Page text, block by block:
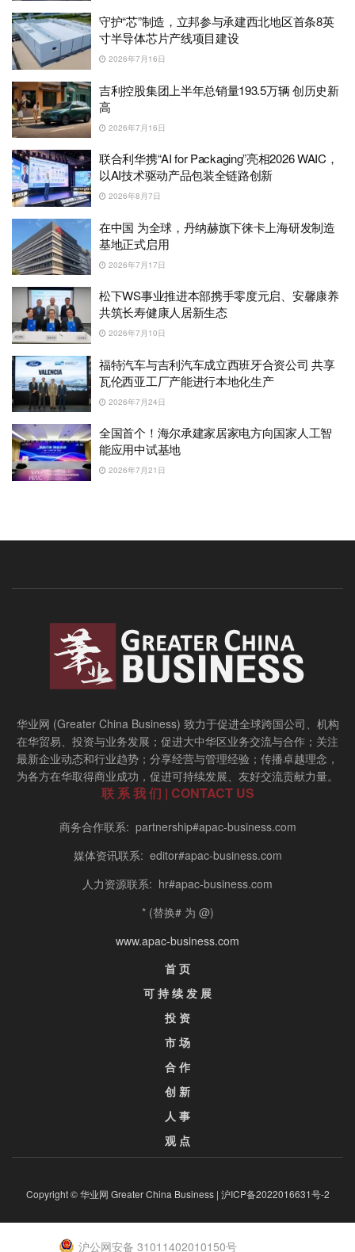
守护“芯”制造，立邦参与承建西北地区首条8英
寸半导体芯片产线项目建设
2026年7月16日
吉利控股集团上半年总销量193.5万辆 创历史新
高
2026年7月16日
联合利华携“AI for Packaging”亮相2026 WAIC，
以AI技术驱动产品包装全链路创新
2026年8月7日
在中国 为全球，丹纳赫旗下徕卡上海研发制造
基地正式启用
2026年7月17日
松下WS事业推进本部携手零度元启、安馨康养
共筑长寿健康人居新生态
2026年7月10日
福特汽车与吉利汽车成立西班牙合资公司 共享
瓦伦西亚工厂产能进行本地化生产
2026年7月24日
全国首个！海尔承建家居家电方向国家人工智
能应用中试基地
2026年7月21日
华业网 (Greater China Business) 致力于促进全球跨国公司、机构
在华贸易、投资与业务发展；促进大中华区业务交流与合作；关注
最新企业动态和行业趋势；分享经营与管理经验；传播卓越理念，
为各方在华取得商业成功，促进可持续发展、友好交流贡献力量。
联 系 我 们 | CONTACT US
商务合作联系: partnership#apac-business.com
媒体资讯联系: editor#apac-business.com
人力资源联系: hr#apac-business.com
* (替换# 为 @)
www.apac-business.com
首 页
可 持 续 发 展
投 资
市 场
合 作
创 新
人 事
观 点
Copyright © 华业网 Greater China Business | 沪ICP备2022016631号-2
沪公网安备 31011402010150号